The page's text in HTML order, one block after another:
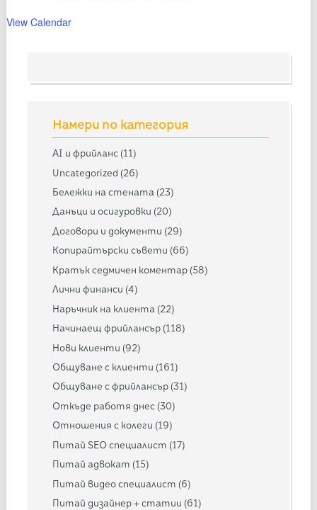
View Calendar
Намери по категория
AI и фрийланс (11)
Uncategorized (26)
Бележки на стената (23)
Данъци и осигуровки (20)
Договори и документи (29)
Копирайтърски съвети (66)
Кратък седмичен коментар (58)
Лични финанси (4)
Наръчник на клиента (22)
Начинаещ фрийлансър (118)
Нови клиенти (92)
Общуване с клиенти (161)
Общуване с фрийлансър (31)
Откъде работя днес (30)
Отношения с колеги (19)
Питай SEO специалист (17)
Питай адвокат (15)
Питай видео специалист (6)
Питай дизайнер + статии (61)